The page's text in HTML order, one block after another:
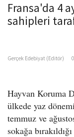
o
n
Fransa'da 4
sahipleri
Gerçek Edebiyat (Editör)
Hayvan Koruma
ülkede yaz
temmuz ve
sokağa